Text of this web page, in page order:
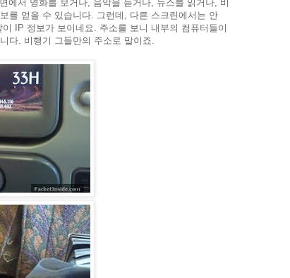
에서 영화를 보거나, 음악을 듣거나, 뉴스를 읽거나, 비
를 얻을 수 있습니다. 그런데, 다른 스크린에서는 안
IP 정보가 보이네요. 주소를 보니 내부의 컴퓨터들이
다. 비행기 그들만의 주소로 말이죠.